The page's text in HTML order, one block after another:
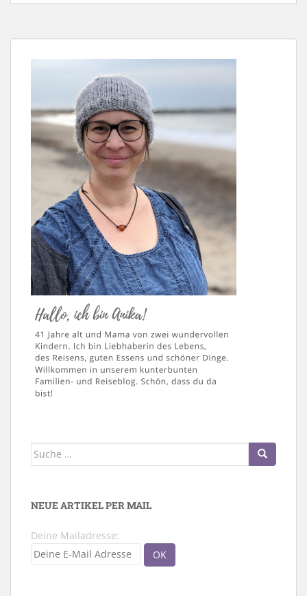
Suche
NEUE ARTIKEL PER MAIL
Deine Mailadresse: